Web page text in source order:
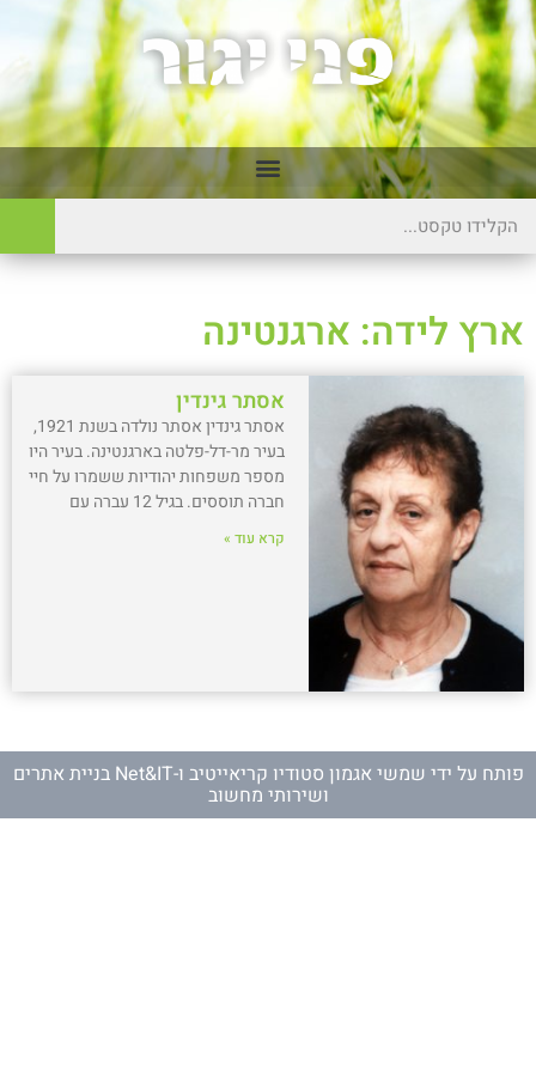
ארץ לידה: ארגנטינה
אסתר גינדין
אסתר גינדין אסתר נולדה בשנת 1921,
בעיר מר-דל-פלטה בארגנטינה. בעיר היו
מספר משפחות יהודיות ששמרו על חיי
חברה תוססים. בגיל 12 עברה עם
קרא עוד »
פותח על ידי שמשי אגמון סטודיו קריאייטיב ו- Net&IT בניית אתרים
ושירותי מחשוב